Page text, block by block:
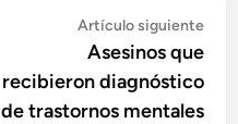
Artículo siguiente
Asesinos que
recibieron diagnóstico
de trastornos mentales